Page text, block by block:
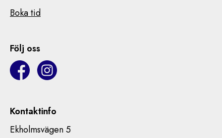
Boka tid
Följ oss
Kontaktinfo
Ekholmsvägen 5